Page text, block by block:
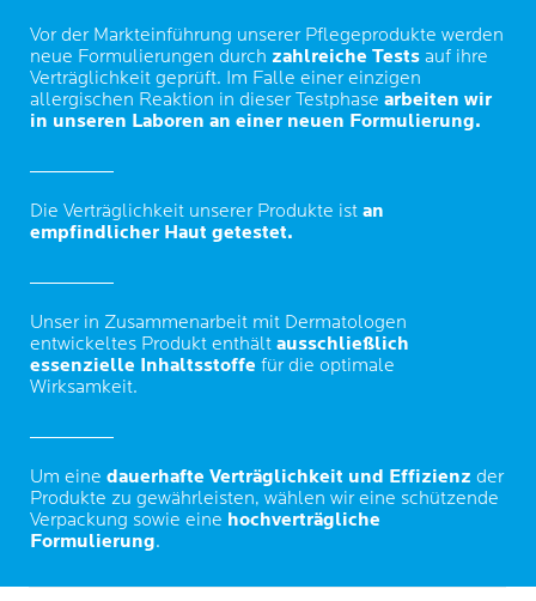
Vor der Markteinführung unserer Pflegeprodukte werden
neue Formulierungen durch zahlreiche Tests auf ihre
Verträglichkeit geprüft. Im Falle einer einzigen
allergischen Reaktion in dieser Testphase arbeiten wir
in unseren Laboren an einer neuen Formulierung.
Die Verträglichkeit unserer Produkte ist an
empfindlicher Haut getestet.
Unser in Zusammenarbeit mit Dermatologen
entwickeltes Produkt enthält ausschließlich
essenzielle Inhaltsstoffe für die optimale
Wirksamkeit.
Um eine dauerhafte Verträglichkeit und Effizienz der
Produkte zu gewährleisten, wählen wir eine schützende
Verpackung sowie eine hochverträgliche
Formulierung.